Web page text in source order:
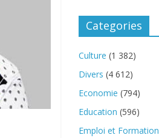
Categories
Culture (1 382)
Divers (4 612)
Economie (794)
Education (596)
Emploi et Formation